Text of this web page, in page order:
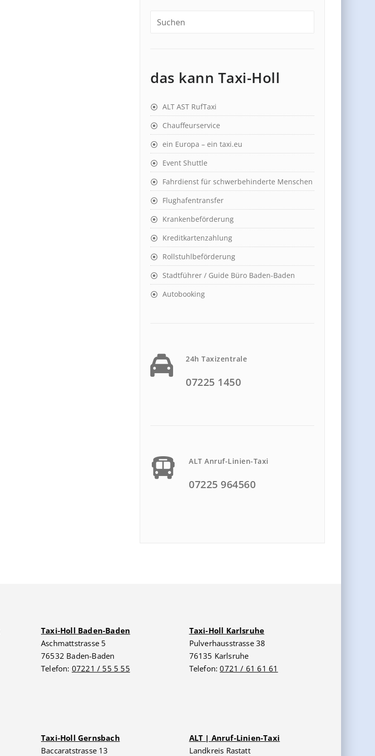
das kann Taxi-Holl
ALT AST RufTaxi
Chauffeurservice
ein Europa – ein taxi.eu
Event Shuttle
Fahrdienst für schwerbehinderte Menschen
Flughafentransfer
Krankenbeförderung
Kreditkartenzahlung
Rollstuhlbeförderung
Stadtführer / Guide Büro Baden-Baden
Autobooking
24h Taxizentrale
07225 1450
ALT Anruf-Linien-Taxi
07225 964560
Taxi-Holl Baden-Baden
Aschmattstrasse 5
76532 Baden-Baden
Telefon: 07221 / 55 5 55
Taxi-Holl Karlsruhe
Pulverhausstrasse 38
76135 Karlsruhe
Telefon:0721 / 61 61 61
Taxi-Holl Gernsbach
Baccaratstrasse 13
ALT | Anruf-Linien-Taxi
Landkreis Rastatt